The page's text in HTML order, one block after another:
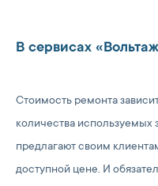
В сервисах
Стоимость ремонта
количества используемых
предлагают своим
доступной цене. И